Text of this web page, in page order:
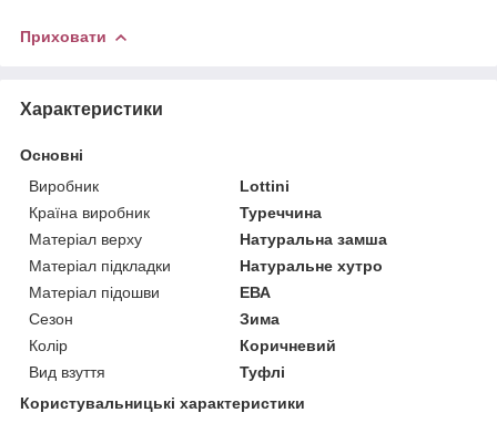
Приховати
Характеристики
Основні
Виробник
Lottini
Країна виробник
Туреччина
Матеріал верху
Натуральна замша
Матеріал підкладки
Натуральне хутро
Матеріал підошви
ЕВА
Сезон
Зима
Колір
Коричневий
Вид взуття
Туфлі
Користувальницькі характеристики